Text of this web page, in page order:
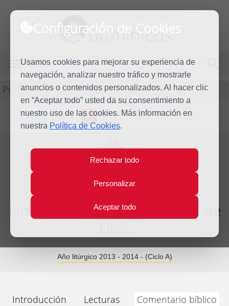
Configuración de Cookies
Usamos cookies para mejorar su experiencia de
navegación, analizar nuestro tráfico y mostrarle
anuncios o contenidos personalizados. Al hacer clic
en “Aceptar todo” usted da su consentimiento a
nuestro uso de las cookies. Más información en
nuestra Política de Cookies.
Rechazar todo
Personalizar
Aceptar todo
dominicos
MENÚ
Predicación
L M X J V S D
1
Ene
Homilía Santa María, Madre de
Año litúrgico 2013 - 2014 - (Ciclo A)
Introducción Lecturas Comentario bíblico